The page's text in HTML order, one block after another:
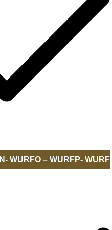
N- WURFO – WURFP- WURF